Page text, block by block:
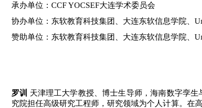
承办单位： CCF YOCSEF大连学术委员会
协办单位：东软教育科技集团、大连东软信息学院、
赞助单位：东软教育科技集团、大连东软信息学院、
罗训 天津理工大学教授、博士生导师，海南数字孪
究院担任高级研究工程师，研究领域为个人计算。在